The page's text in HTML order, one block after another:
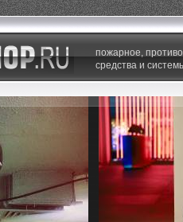
пожарное,
средства и